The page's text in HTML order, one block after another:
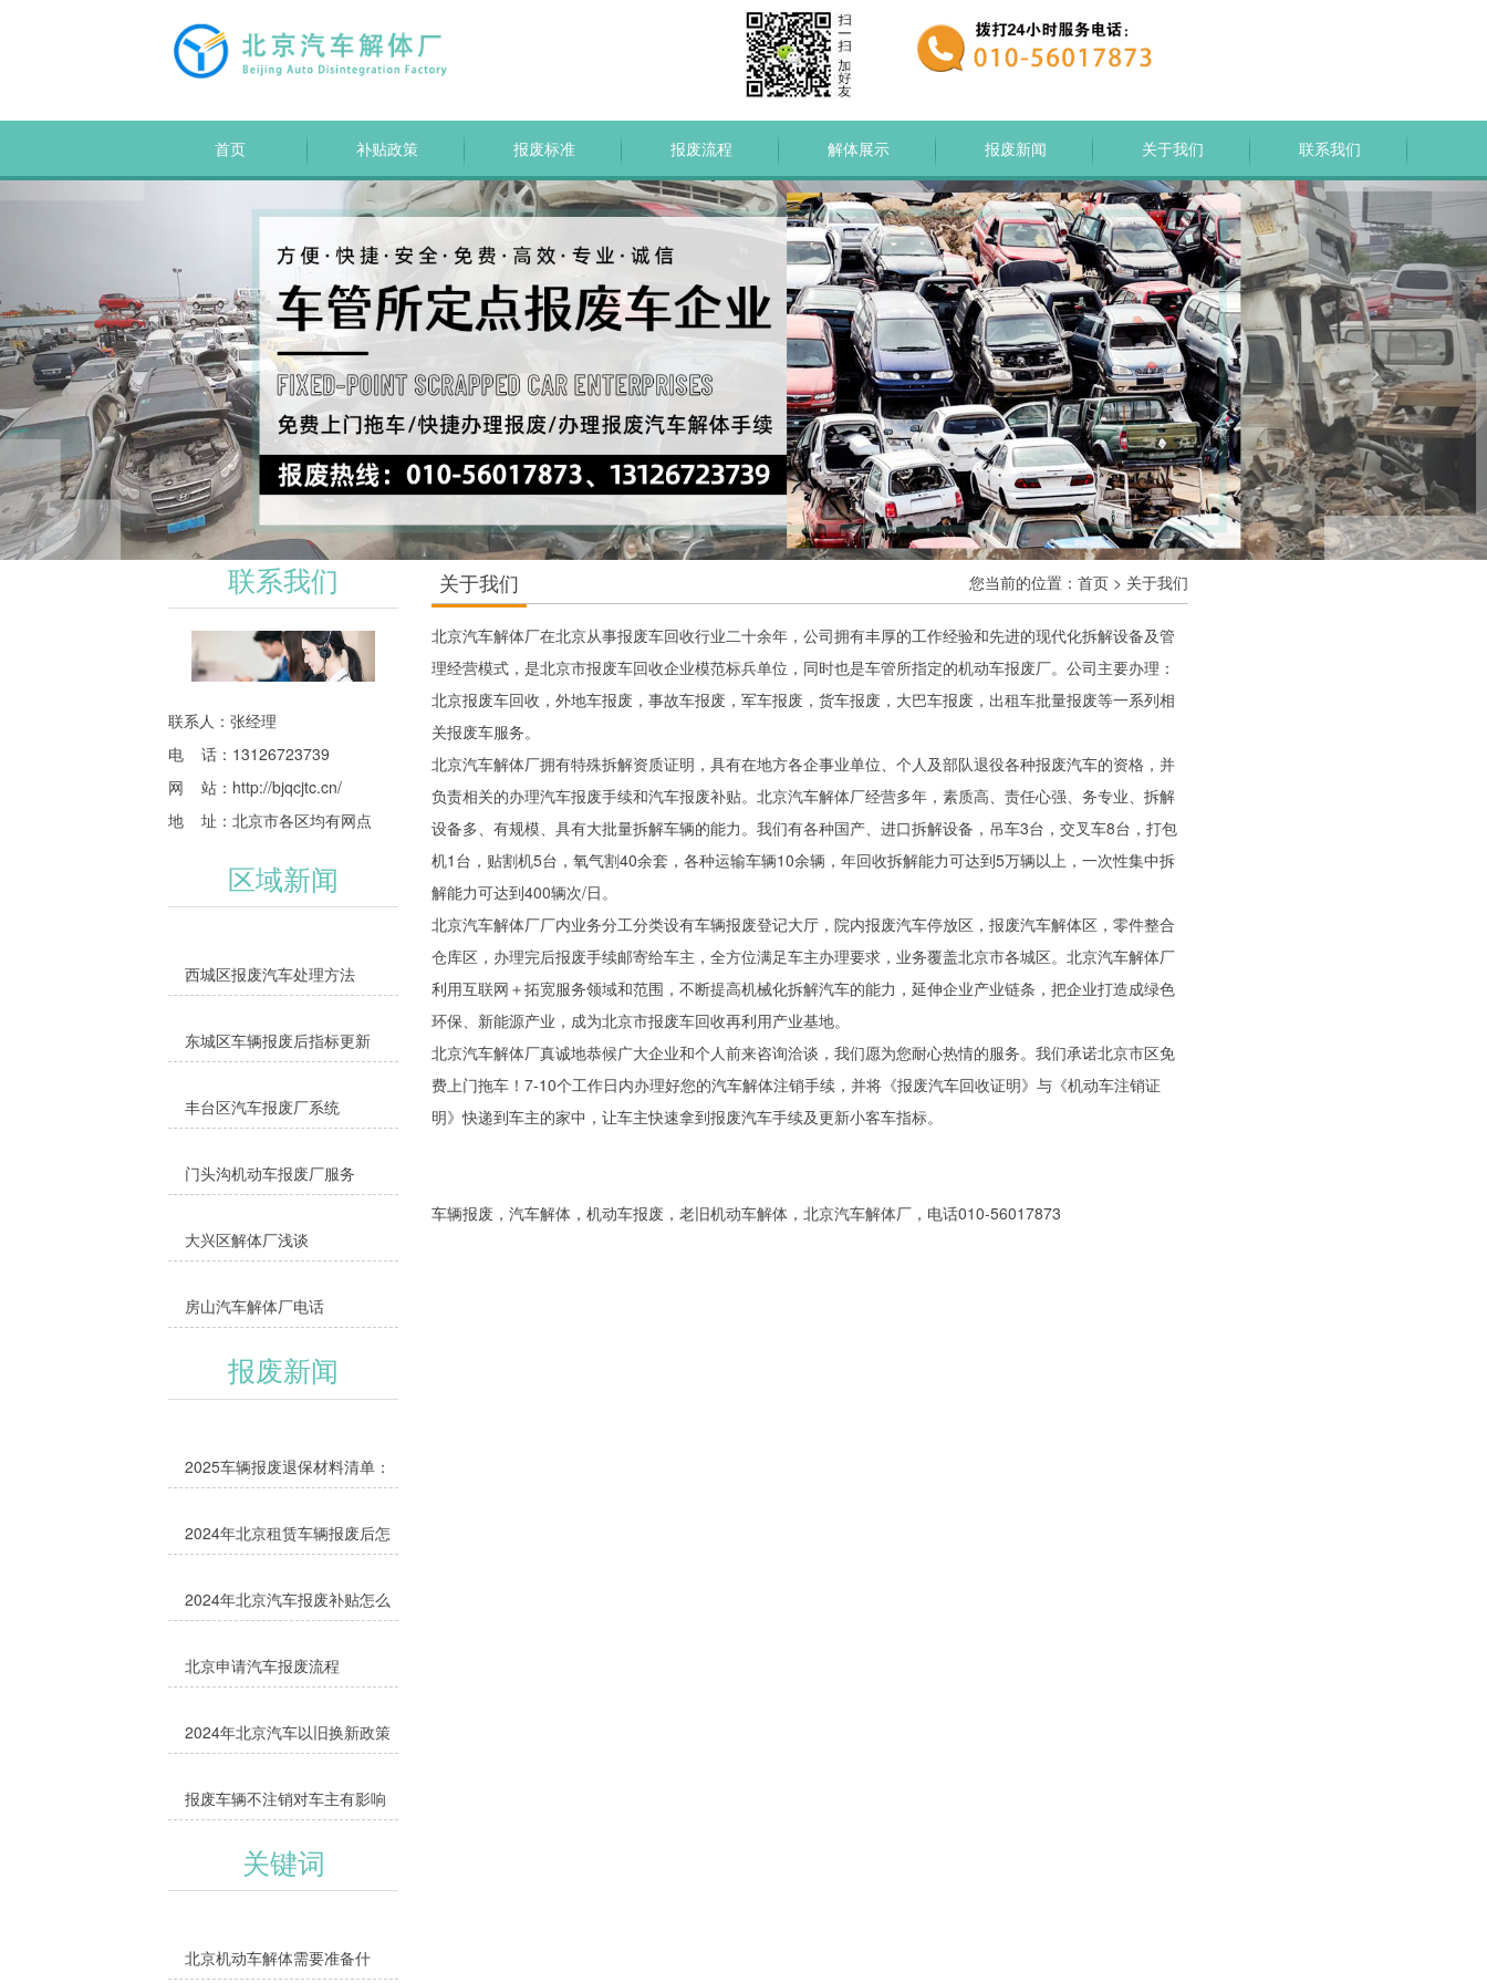
首页 补贴政策 报废标准 报废流程 解体展示 报废新闻 关于我们 联系我们
联系我们
联系人：张经理
电 话：13126723739
网 站： http://bjqcjtc.cn/
地 址：北京市各区均有网点
区域新闻
西城区报废汽车处理方法
东城区车辆报废后指标更新
丰台区汽车报废厂系统
门头沟机动车报废厂服务
大兴区解体厂浅谈
房山汽车解体厂电话
报废新闻
2025车辆报废退保材料清单：
法
2024年北京租赁车辆报废后怎
2024年北京汽车报废补贴怎么
北京申请汽车报废流程
2024年北京汽车以旧换新政策
报废车辆不注销对车主有影响
关键词
北京机动车解体需要准备什
关于我们 您当前的位置： 首页 > 关于我们
北京汽车解体厂在北京从事报废车回收行业二十余年，公司拥有丰厚的工作经验和先进的现代化拆解设备及管
理经营模式，是北京市报废车回收企业模范标兵单位，同时也是车管所指定的机动车报废厂。公司主要办理：
北京报废车回收，外地车报废，事故车报废，军车报废，货车报废，大巴车报废，出租车批量报废等一系列相
关报废车服务。
北京汽车解体厂拥有特殊拆解资质证明，具有在地方各企事业单位、个人及部队退役各种报废汽车的资格，并
负责相关的办理汽车报废手续和汽车报废补贴。北京汽车解体厂经营多年，素质高、责任心强、务专业、拆解
设备多、有规模、具有大批量拆解车辆的能力。我们有各种国产、进口拆解设备，吊车3台，交叉车8台，打包
机1台，贴割机5台，氧气割40余套，各种运输车辆10余辆，年回收拆解能力可达到5万辆以上，一次性集中拆
解能力可达到400辆次/日。
北京汽车解体厂厂内业务分工分类设有车辆报废登记大厅，院内报废汽车停放区，报废汽车解体区，零件整合
仓库区，办理完后报废手续邮寄给车主，全方位满足车主办理要求，业务覆盖北京市各城区。北京汽车解体厂
利用互联网＋拓宽服务领域和范围，不断提高机械化拆解汽车的能力，延伸企业产业链条，把企业打造成绿色
环保、新能源产业，成为北京市报废车回收再利用产业基地。
北京汽车解体厂真诚地恭候广大企业和个人前来咨询洽谈，我们愿为您耐心热情的服务。我们承诺北京市区免
费上门拖车！7-10个工作日内办理好您的汽车解体注销手续，并将《报废汽车回收证明》与《机动车注销证
明》快递到车主的家中，让车主快速拿到报废汽车手续及更新小客车指标。
车辆报废，汽车解体，机动车报废，老旧机动车解体，北京汽车解体厂，电话010-56017873